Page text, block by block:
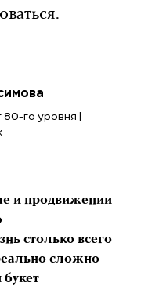
80-го уровня |
и продвижении
столько всего
сложно
букет